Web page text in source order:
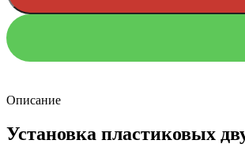
Описание
Установка пластиковых